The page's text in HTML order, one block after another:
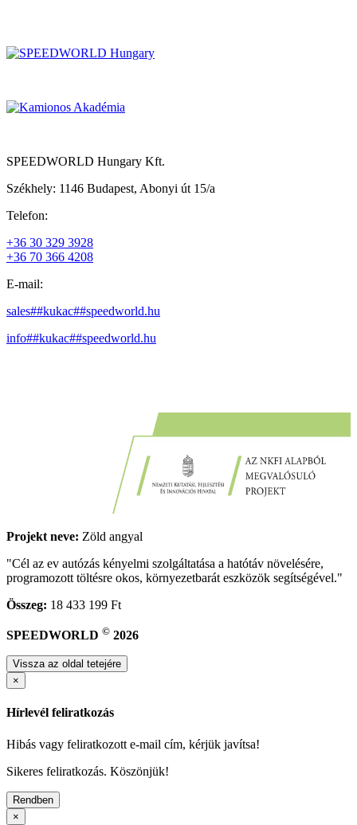
SPEEDWORLD Hungary Kft.
Székhely: 1146 Budapest, Abonyi út 15/a
Telefon:
+36 30 329 3928
+36 70 366 4208
E-mail:
sales##kukac##speedworld.hu
info##kukac##speedworld.hu
Projekt neve: Zöld angyal
"Cél az ev autózás kényelmi szolgáltatása a hatótáv növelésére,
programozott töltésre okos, környezetbarát eszközök segítségével."
Összeg: 18 433 199 Ft
SPEEDWORLD © 2026
Vissza az oldal tetejére
×
Hírlevél feliratkozás
Hibás vagy feliratkozott e-mail cím, kérjük javítsa!
Sikeres feliratkozás. Köszönjük!
Rendben
×